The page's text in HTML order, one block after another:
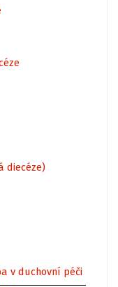
diecéze)
v duchovní péči